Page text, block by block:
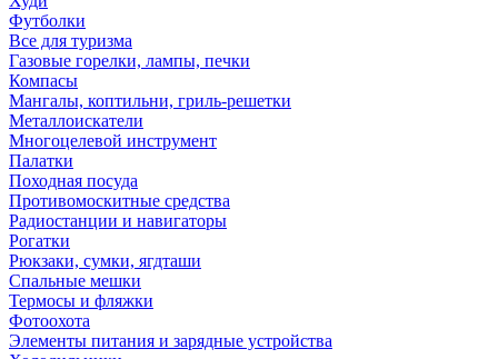
Футболки
Все для туризма
Газовые горелки, лампы, печки
Компасы
Мангалы, коптильни, гриль-решетки
Металлоискатели
Многоцелевой инструмент
Палатки
Походная посуда
Противомоскитные средства
Радиостанции и навигаторы
Рогатки
Рюкзаки, сумки, ягдташи
Спальные мешки
Термосы и фляжки
Фотоохота
Элементы питания и зарядные устройства